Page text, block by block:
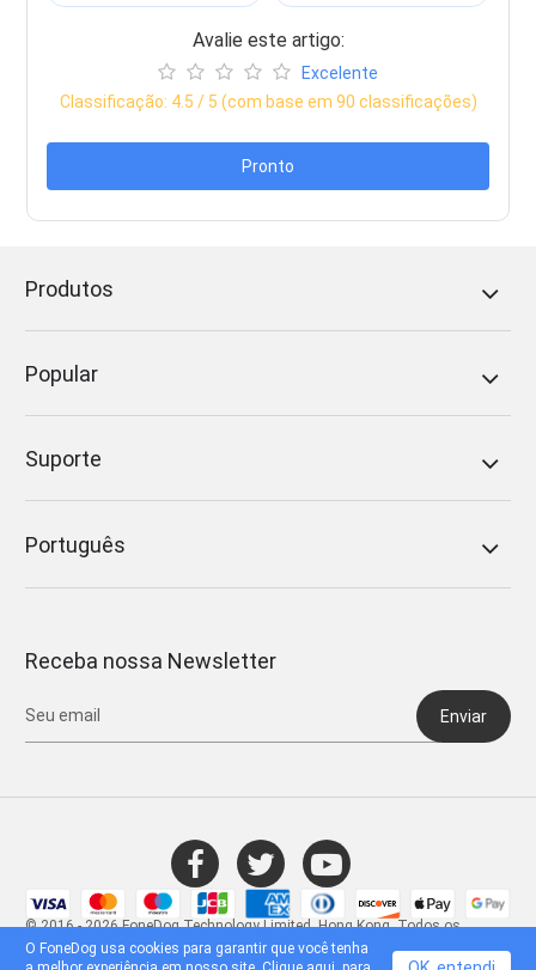
Avalie este artigo:
Excelente
Classificação: 4.5 / 5 (com base em 90 classificações)
Pronto
Produtos
Popular
Suporte
Português
Receba nossa Newsletter
Enviar
© 2016 - 2026 FoneDog Technology Limited, Hong Kong. Todos os
direitos reservados.
O FoneDog usa cookies para garantir que você tenha